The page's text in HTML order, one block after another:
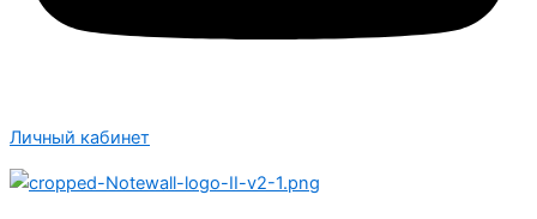
Личный кабинет